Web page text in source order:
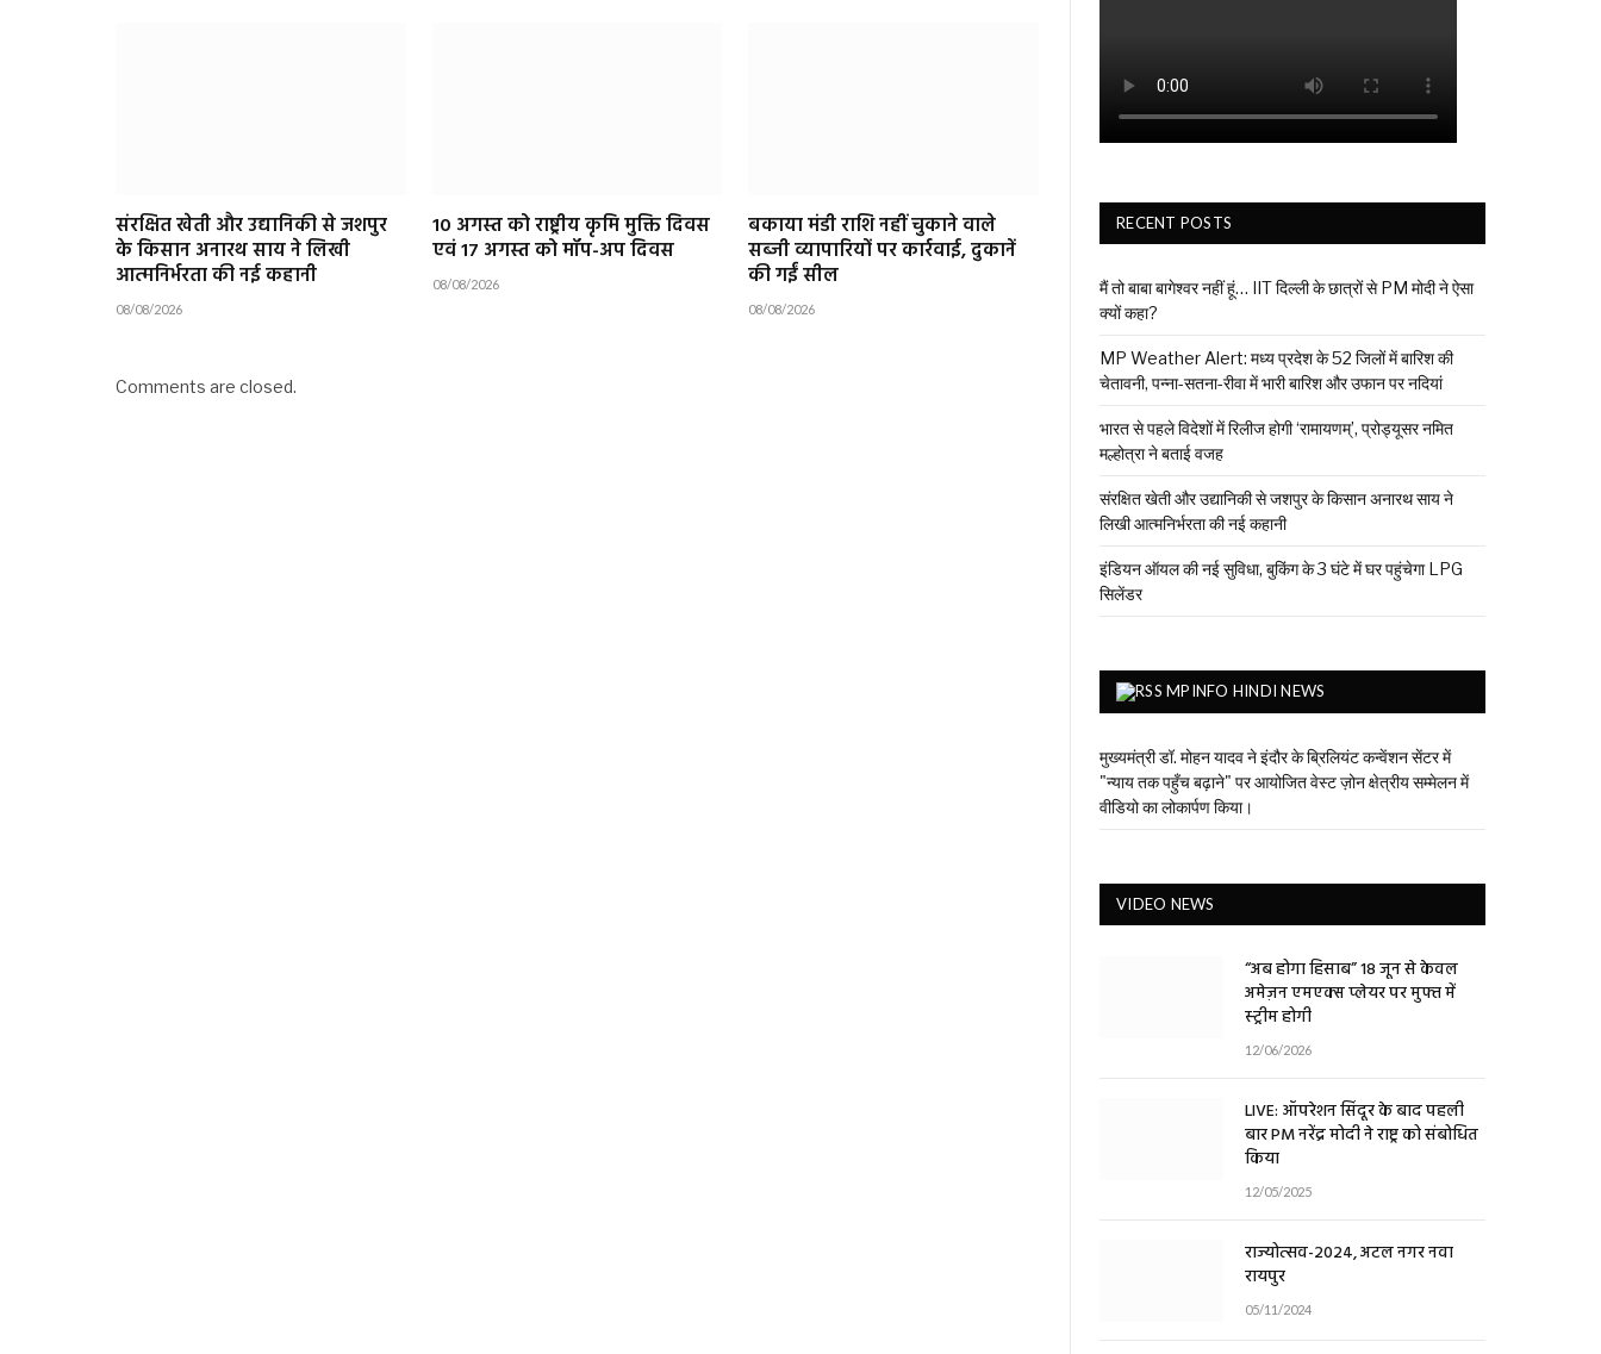
संरक्षित खेती और उद्यानिकी से जशपुर
के किसान अनारथ साय ने लिखी
आत्मनिर्भरता की नई कहानी
08/08/2026
10 अगस्त को राष्ट्रीय कृमि मुक्ति दिवस
एवं 17 अगस्त को मॉप-अप दिवस
08/08/2026
बकाया मंडी राशि नहीं चुकाने वाले
सब्जी व्यापारियों पर कार्रवाई, दुकानें
की गईं सील
08/08/2026
Comments are closed.
RECENT POSTS
मैं तो बाबा बागेश्वर नहीं हूं… IIT दिल्ली के छात्रों से PM मोदी ने ऐसा
क्यों कहा?
MP Weather Alert: मध्य प्रदेश के 52 जिलों में बारिश की
चेतावनी, पन्ना-सतना-रीवा में भारी बारिश और उफान पर नदियां
भारत से पहले विदेशों में रिलीज होगी ‘रामायणम्’, प्रोड्यूसर नमित
मल्होत्रा ने बताई वजह
संरक्षित खेती और उद्यानिकी से जशपुर के किसान अनारथ साय ने
लिखी आत्मनिर्भरता की नई कहानी
इंडियन ऑयल की नई सुविधा, बुकिंग के 3 घंटे में घर पहुंचेगा LPG
सिलेंडर
MPINFO HINDI NEWS
मुख्यमंत्री डॉ. मोहन यादव ने इंदौर के ब्रिलियंट कन्वेंशन सेंटर में
"न्याय तक पहुँच बढ़ाने" पर आयोजित वेस्ट ज़ोन क्षेत्रीय सम्मेलन में
वीडियो का लोकार्पण किया।
VIDEO NEWS
“अब होगा हिसाब” 18 जून से केवल
अमेज़न एमएक्स प्लेयर पर मुफ्त में
स्ट्रीम होगी
12/06/2026
LIVE: ऑपरेशन सिंदूर के बाद पहली
बार PM नरेंद्र मोदी ने राष्ट्र को संबोधित
किया
12/05/2025
राज्योत्सव-2024, अटल नगर नवा
रायपुर
05/11/2024